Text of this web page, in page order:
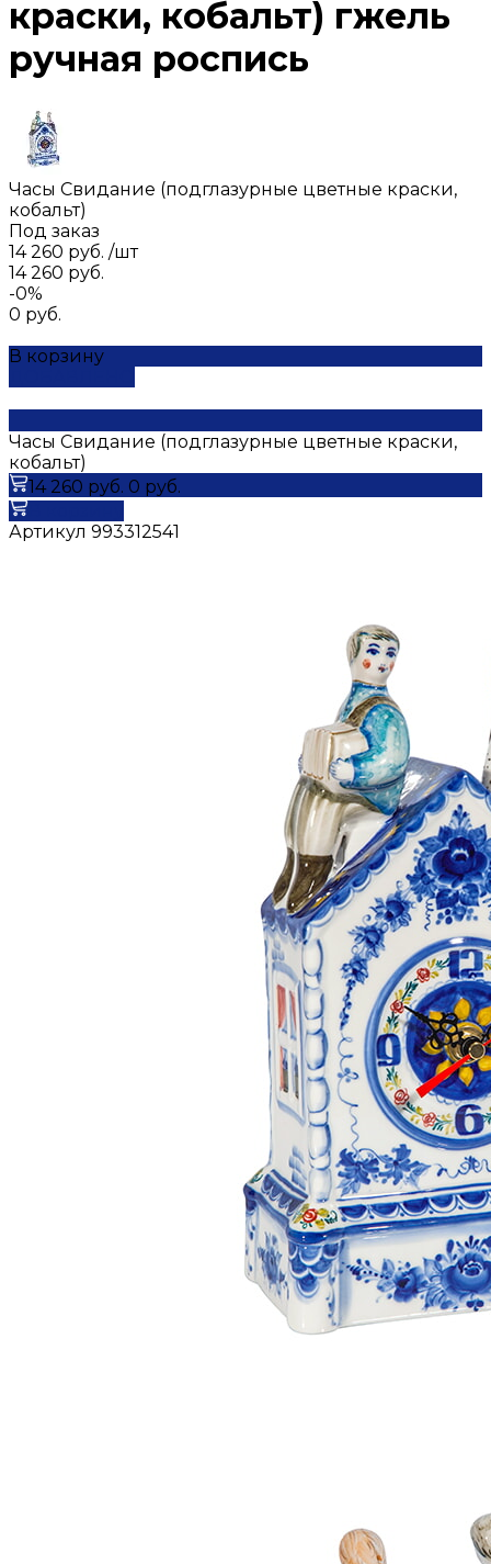
краски, кобальт) гжель
ручная роспись
Часы Свидание (подглазурные цветные краски,
кобальт)
Под заказ
14 260 руб. /шт
14 260 руб.
-0%
0 руб.
В корзину
Часы Свидание (подглазурные цветные краски,
кобальт)
14 260 руб. 0 руб.
Артикул 993312541